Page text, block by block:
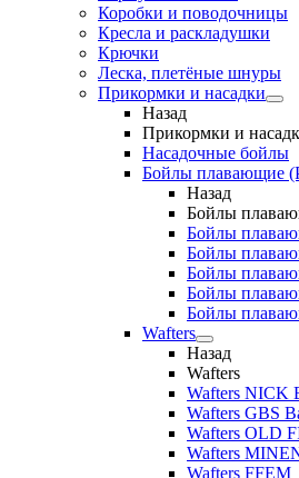
Коробки и поводочницы
Кресла и раскладушки
Крючки
Леска, плетёные шнуры
Прикормки и насадки
Назад
Прикормки и
Насадочные бойлы
Бойлы плавающие
Назад
Бойлы
Бойлы
Бойлы
Бойлы
Бойлы
Бойлы
Wafters
Назад
Wafters
Wafters NICK
Wafters GBS
Wafters OLD
Wafters
Wafters FFEM